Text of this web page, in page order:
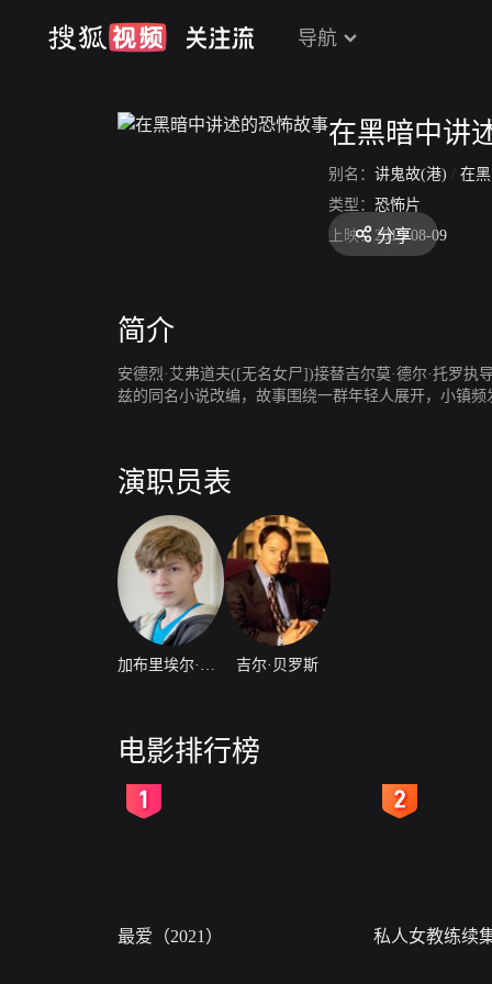
导航
在黑暗中讲
别名： 讲鬼故(港) / 在黑
类型： 恐怖片
上映： 2019-08-09
分享
简介
安德烈·艾弗道夫([无名女尸])接替吉尔莫·德尔·托罗
兹的同名小说改编，故事围绕一群年轻人展开，小镇
演职员表
吉尔·贝罗斯
电影排行榜
最爱（2021） 私人女教练续